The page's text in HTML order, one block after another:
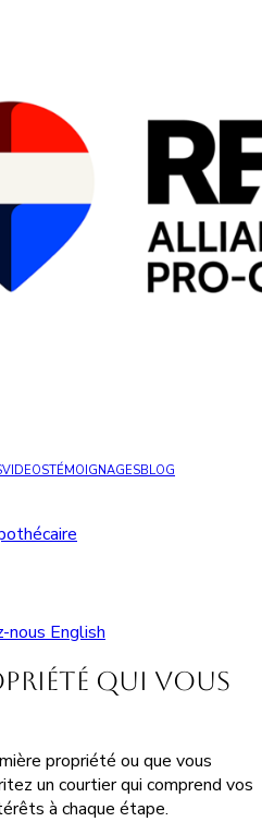
VIDEOSTÉMOIGNAGESBLOG
nous English
qui vous
propriété ou que vous
un courtier qui comprend vos
à chaque étape.